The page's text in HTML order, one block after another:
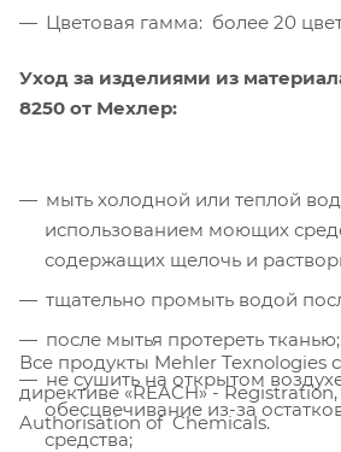
Цветовая гамма: более 20
Уход за изделиями из
8250 от Мехлер:
мыть холодной или теплой
использованием моющих
содержащих щелочь и
тщательно промыть водой
после мытья протереть тканью;
не сушить на открытом
обесцвечивание из-за
средства;
Все продукты Mehler Texnologies
директиве «REACH» -
Authorisation of Chemicals.
улучшает работу сайта и
взаимодействие с ним.
нажав кнопку "Принять".